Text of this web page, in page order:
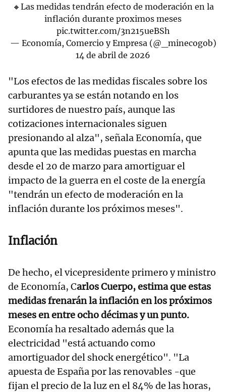
🔸Las medidas tendrán efecto de moderación en la
inflación durante proximos meses
pic.twitter.com/3n215ueBSh
— Economía, Comercio y Empresa (@_minecogob)
14 de abril de 2026
"Los efectos de las medidas fiscales sobre los
carburantes ya se están notando en los
surtidores de nuestro país, aunque las
cotizaciones internacionales siguen
presionando al alza", señala Economía, que
apunta que las medidas puestas en marcha
desde el 20 de marzo para amortiguar el
impacto de la guerra en el coste de la energía
"tendrán un efecto de moderación en la
inflación durante los próximos meses".
Inflación
De hecho, el vicepresidente primero y ministro
de Economía, Carlos Cuerpo, estima que estas
medidas frenarán la inflación en los próximos
meses en entre ocho décimas y un punto.
Economía ha resaltado además que la
electricidad "está actuando como
amortiguador del shock energético". "La
apuesta de España por las renovables -que
fijan el precio de la luz en el 84% de las horas,